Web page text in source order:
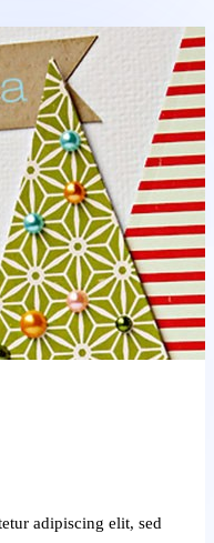
adipiscing elit, sed